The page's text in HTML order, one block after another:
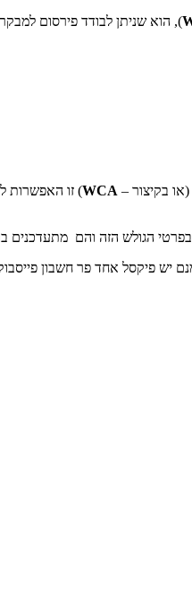
), הוא שניתן לבודד פירסום
WCA) זו האפשרות